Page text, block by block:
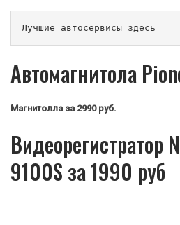
Лучшие
Автомагнитола
Магнитолла за 2990 руб.
Видеорегистратор
9100S за 1990 руб